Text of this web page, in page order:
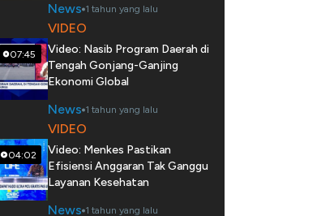
News 1 tahun yang lalu
07:45
VIDEO
Video: Nasib Program Daerah di
Tengah Gonjang-Ganjing
Ekonomi Global
News 1 tahun yang lalu
04:02
VIDEO
Video: Menkes Pastikan
Efisiensi Anggaran Tak Ganggu
Layanan Kesehatan
News 1 tahun yang lalu